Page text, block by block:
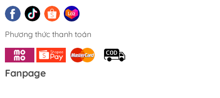
Phương thức thanh toán
Fanpage